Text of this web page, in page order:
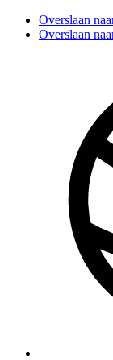
Overslaan
Overslaan